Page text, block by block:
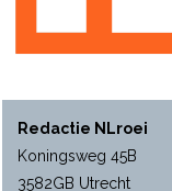
Redactie NLroei
Koningsweg 45B
3582GB Utrecht